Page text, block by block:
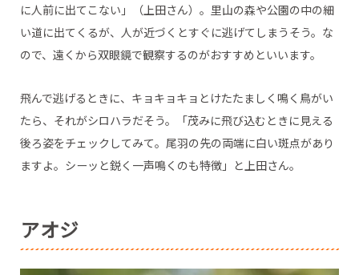
に人前に出てこない」（上田さん）。里山の森や公園の中の細
い道に出てくるが、人が近づくとすぐに逃げてしまうそう。な
ので、遠くから双眼鏡で観察するのがおすすめといいます。
飛んで逃げるときに、キョキョキョとけたたましく鳴く鳥がい
たら、それがシロハラだそう。「茂みに飛び込むときに見える
後ろ姿をチェックしてみて。尾羽の先の両端に白い斑点があり
ますよ。シーッと鋭く一声鳴くのも特徴」と上田さん。
アオジ